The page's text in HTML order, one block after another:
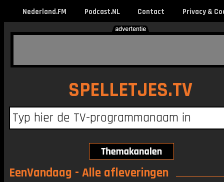
Nederland.FM Podcast.NL Contact Privacy &
SPELLETJES.TV
EenVandaag - Alle afleveringen